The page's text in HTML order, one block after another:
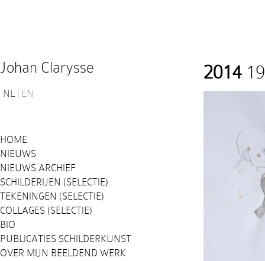
Johan Clarysse
NL EN
HOME
NIEUWS
NIEUWS ARCHIEF
SCHILDERIJEN (SELECTIE)
TEKENINGEN (SELECTIE)
COLLAGES (SELECTIE)
BIO
PUBLICATIES SCHILDERKUNST
OVER MIJN BEELDEND WERK
2014